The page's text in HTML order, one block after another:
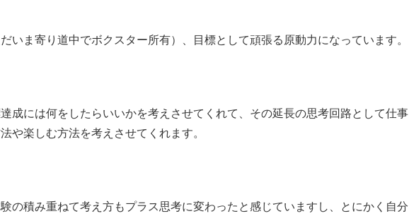
いま寄り道中でボクスター所有）、目標として頑張る原動力になっています。
成には何をしたらいいかを考えさせてくれて、その延長の思考回路として仕事
や楽しむ方法を考えさせてくれます。
の積み重ねて考え方もプラス思考に変わったと感じていますし、とにかく自分